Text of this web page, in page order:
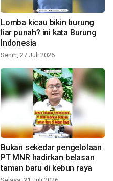
Lomba kicau bikin burung
liar punah? ini kata Burung
Indonesia
Senin, 27 Juli 2026
Bukan sekedar pengelolaan
PT MNR hadirkan belasan
taman baru di kebun raya